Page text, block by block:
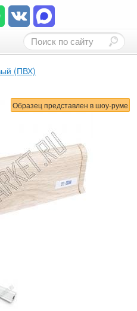
(ПВХ)
Образец представлен в шоу-руме